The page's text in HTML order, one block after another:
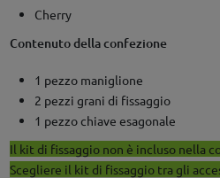
Cherry
Contenuto della confezione
1 pezzo maniglione
2 pezzi grani di fissaggio
1 pezzo chiave esagonale
Il kit di fissaggio non è incluso nella
Scegliere il kit di fissaggio tra gli